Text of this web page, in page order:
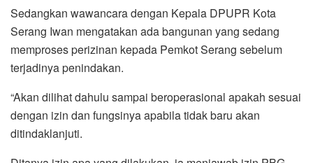
Sedangkan wawancara dengan Kepala DPUPR Kota
Serang Iwan mengatakan ada bangunan yang sedang
memproses perizinan kepada Pemkot Serang sebelum
terjadinya penindakan.
“Akan dilihat dahulu sampai beroperasional apakah sesuai
dengan izin dan fungsinya apabila tidak baru akan
ditindaklanjuti.